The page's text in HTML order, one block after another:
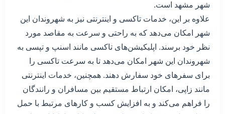
شهر مشهد است.
علاوه بر این، خدمات تاکسی و اینترنتی نیز به شهروندان این
شهر امکان می‌دهد که به راحتی و سرعت به مقاصد مورد
نظر خود برسند. اپلیکیشن‌های تاکسی مانند اسنپ و تپسی به
شهروندان این شهر امکان می‌دهد تا به سرعت تاکسی را
برای سفرهای خود سفارش دهند. همچنین، خدمات اینترنتی
مانند زاپی، امکان ارتباط مستقیم بین مسافران و رانندگان
را فراهم می‌کند و به افزایش کسب و کارهای مرتبط با حمل